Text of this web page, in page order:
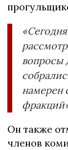
вопросы
намерен
Он также
членов